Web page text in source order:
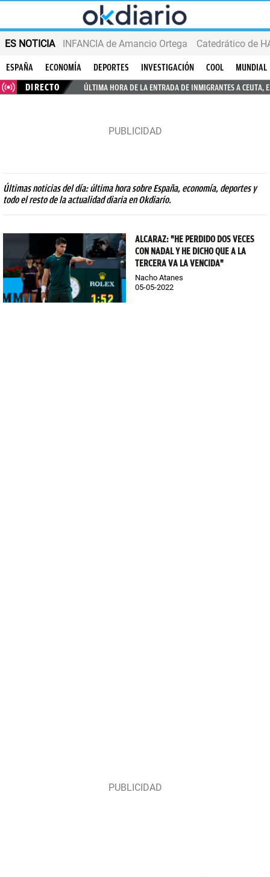
ES NOTICIA INFANCIA de Amancio Ortega
ESPAÑA ECONOMÍA DEPORTES INVESTIGACIÓN COOL
MUNDIAL
DIRECTO
ÚLTIMA HORA DE LA ENTRADA DE INMIGRANTES A CEUTA,
Últimas noticias del día: última hora sobre España, economía, deportes y
todo el resto de la actualidad diaria en Okdiario.
ALCARAZ: "HE PERDIDO DOS VECES
CON NADAL Y HE DICHO QUE A LA
TERCERA VA LA VENCIDA"
Nacho Atanes
05-05-2022